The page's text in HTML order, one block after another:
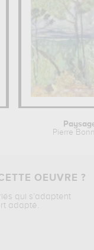
Pierre
OEUVRE ?
qui s’adaptent
adapté.